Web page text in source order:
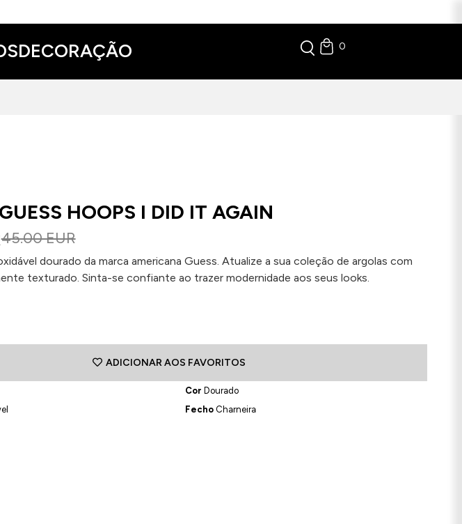
DECORAÇÃO 0
HOOPS I DID IT AGAIN
45.00 EUR
dourado da marca americana Guess. Atualize a sua coleção de argolas com
texturado. Sinta-se confiante ao trazer modernidade aos seus looks.
ADICIONAR AOS FAVORITOS
Cor Dourado
FechoCharneira